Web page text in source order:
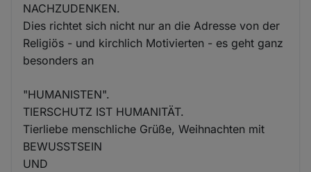
NACHZUDENKEN.
Dies richtet sich nicht nur an die Adresse von der
Religiös - und kirchlich Motivierten - es geht ganz
besonders an
"HUMANISTEN".
TIERSCHUTZ IST HUMANITÄT.
Tierliebe menschliche Grüße, Weihnachten mit
BEWUSSTSEIN
UND